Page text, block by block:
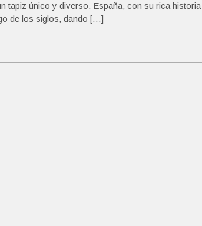
tapiz único y diverso. España, con su rica historia
de los siglos, dando […]